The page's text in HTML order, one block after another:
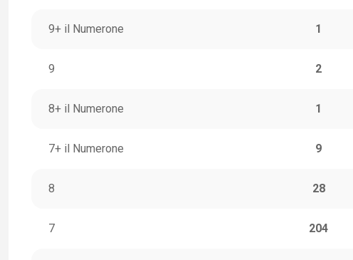
9+ il Numerone 1
9 2
8+ il Numerone 1
7+ il Numerone 9
8 28
7 204